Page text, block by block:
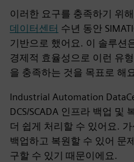
이러한 요구를 충족하기 위
데이터센터 수년 동안
기반으로 했어요. 이 솔루션
경제적 효율성으로 이런 유
을 충족하는 것을 목표로 해
Industrial Automation
DCS/SCADA 인프라 백업 및
더 쉽게 처리할 수 있어요.
백업하고 복원할 수 있어 문
구할 수 있기 때문이에요.